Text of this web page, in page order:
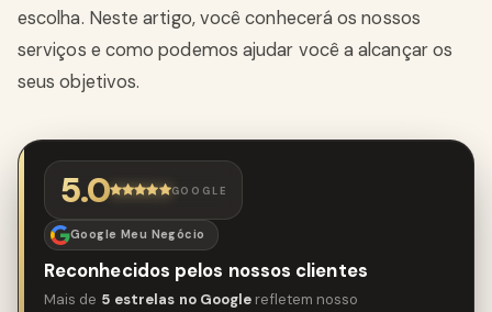
escolha. Neste artigo, você conhecerá os nossos
serviços e como podemos ajudar você a alcançar os
seus objetivos.
5.0 GOOGLE
Google Meu Negócio
Reconhecidos pelos nossos clientes
Mais de 5 estrelas no Google refletem nosso